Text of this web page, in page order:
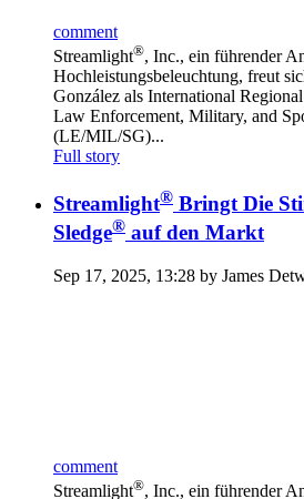
comment
Streamlight®, Inc., ein führender
Hochleistungsbeleuchtung, freut
González als International
Law Enforcement, Military, and
(LE/MIL/SG)...
Full story
Streamlight® Bringt Die
Sledge® auf den Markt
Sep 17, 2025, 13:28 by James
comment
Streamlight®, Inc., ein führender